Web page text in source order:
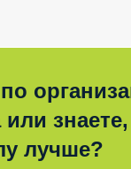
знаете,
лучше?